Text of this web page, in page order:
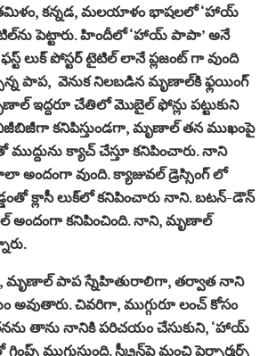
తమిళం, కన్నడ, మలయాళం భాషలలో ‘హాయ్
పెట్టారు. హిందీలో ‘హాయ్ పాపా’ అనే
లుక్ పోస్టర్ టైటిల్ లానే ప్లజంట్ గా వుంది
పాప, వెనుక నిలబడిన మృణాల్‌కి ఫ్లయింగ్
ఇద్దరూ చేతిలో మొబైల్ ఫోన్లు పట్టుకుని
కనిపిస్తుండగా, మృణాల్ తన ముఖంపై
క్యాచ్ చేస్తూ కనిపించారు. నాని
అందంగా వుంది. క్యాజువల్ డ్రెస్సింగ్ లో
క్లాసీ లుక్‌లో కనిపించారు నాని. బటన్-డౌన్
అందంగా కనిపించింది. నాని, మృణాల్
మృణాల్ పాప స్నేహితురాలిగా, తర్వాత నాని
చివరిగా, ముగ్గురూ లంచ్ కోసం
తాను నానికి పరిచయం చేసుకుని, ‘హాయ్
ముగుస్తుంది. స్క్రీన్‌పై మంచి పెర్ఫార్మర్స్